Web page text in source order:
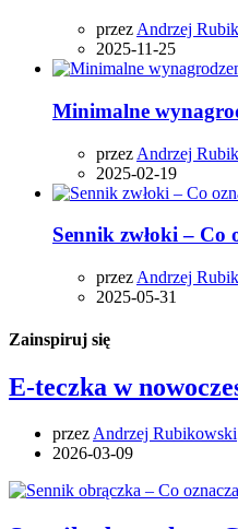
przez Andrzej
2025-11-25
Minimalne
przez Andrzej
2025-02-19
Sennik zwłoki – Co
przez Andrzej
2025-05-31
Zainspiruj się
E-teczka w
przez Andrzej Rubikowski
2026-03-09